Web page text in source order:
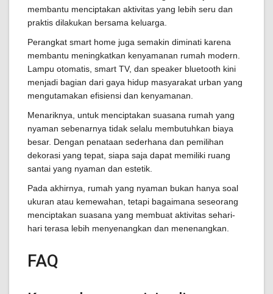
membantu menciptakan aktivitas yang lebih seru dan
praktis dilakukan bersama keluarga.
Perangkat smart home juga semakin diminati karena
membantu meningkatkan kenyamanan rumah modern.
Lampu otomatis, smart TV, dan speaker bluetooth kini
menjadi bagian dari gaya hidup masyarakat urban yang
mengutamakan efisiensi dan kenyamanan.
Menariknya, untuk menciptakan suasana rumah yang
nyaman sebenarnya tidak selalu membutuhkan biaya
besar. Dengan penataan sederhana dan pemilihan
dekorasi yang tepat, siapa saja dapat memiliki ruang
santai yang nyaman dan estetik.
Pada akhirnya, rumah yang nyaman bukan hanya soal
ukuran atau kemewahan, tetapi bagaimana seseorang
menciptakan suasana yang membuat aktivitas sehari-
hari terasa lebih menyenangkan dan menenangkan.
FAQ